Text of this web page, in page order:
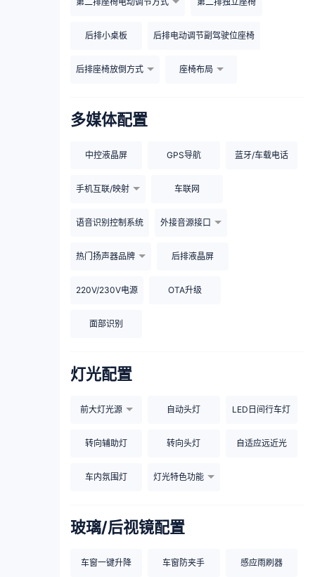
后排小桌板 后排电动调节副驾驶位座椅
后排座椅放倒方式 座椅布局
多媒体配置
中控液晶屏 GPS导航 蓝牙/车载电话
手机互联/映射 车联网
语音识别控制系统 外接音源接口
热门扬声器品牌 后排液晶屏
220V/230V电源 OTA升级
面部识别
灯光配置
前大灯光源 自动头灯 LED日间行车灯
转向辅助灯 转向头灯 自适应远近光
车内氛围灯 灯光特色功能
玻璃/后视镜配置
车窗一键升降 车窗防夹手 感应雨刷器